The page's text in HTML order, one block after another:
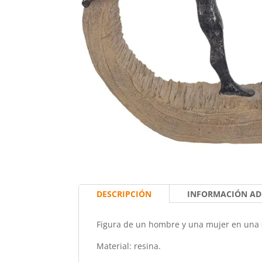
DESCRIPCIÓN INFORMACIÓN
Figura de un hombre y una mujer en una
Material: resina.